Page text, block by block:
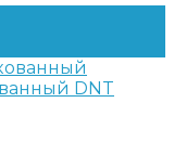
DNT